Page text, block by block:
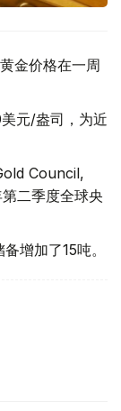
金价格在一周
元/盎司，为近
Council,
二季度全球央
增加了15吨。